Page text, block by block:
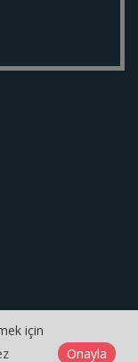
için
Onayla